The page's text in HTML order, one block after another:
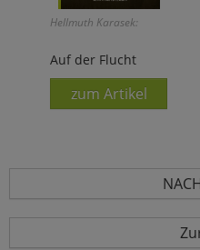
Hellmuth Karasek:
Auf der Flucht
zum Artikel